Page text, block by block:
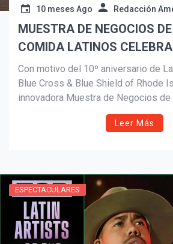
10 meses Ago Redacción
MUESTRA DE NEGOCIOS
COMIDA LATINOS
DE LATIN@LINK EBRG
Con motivo del 10º aniversario de
Blue Cross & Blue Shield of Rhode
innovadora Muestra de Negocios de
Latinos en Providence. El evento
emprendedores gastronómicos en
Leer Más
ESPECTACULARES